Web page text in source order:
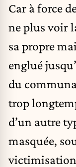
Car à force
ne plus voir
sa propre
englué
du
trop
d’un autre
masquée,
victimisation